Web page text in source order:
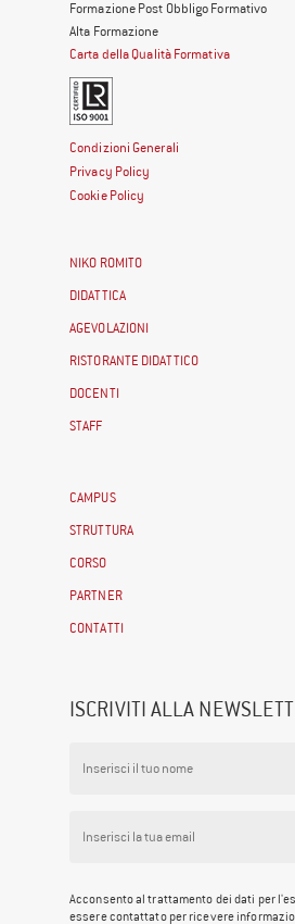
Formazione Post Obbligo Formativo
Alta Formazione
Carta della Qualità Formativa
Condizioni Generali
Privacy Policy
Cookie Policy
NIKO ROMITO
DIDATTICA
AGEVOLAZIONI
RISTORANTE DIDATTICO
DOCENTI
STAFF
CAMPUS
STRUTTURA
CORSO
PARTNER
CONTATTI
ISCRIVITI ALLA
Acconsento al trattamento dei dati per
essere contattato per ricevere